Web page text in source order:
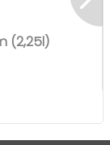
(2,25l)